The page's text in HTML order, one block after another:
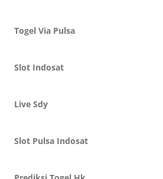
Togel Via Pulsa
Slot Indosat
Live Sdy
Slot Pulsa Indosat